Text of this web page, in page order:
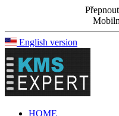
English version
HOME